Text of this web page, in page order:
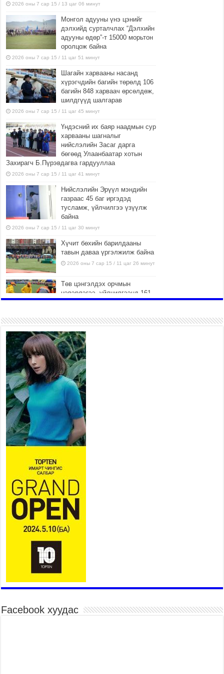
2026 оны 7 сар 15 / 13 цаг 06 минут
Монгол адууны үнэ цэнийг
дэлхийд сурталчлах “Дэлхийн
адууны өдөр”-т 15000 морьтон
оролцож байна
2026 оны 7 сар 15 / 11 цаг 51 минут
Шагайн харвааны насанд
хүрэгчдийн багийн төрөлд 106
багийн 848 харваач өрсөлдөж,
шилдгүүд шалгарав
2026 оны 7 сар 15 / 11 цаг 45 минут
Үндэсний их баяр наадмын сур
харвааны шагналыг
нийслэлийн Засаг дарга
бөгөөд Улаанбаатар хотын
Захирагч Б.Пүрэвдагва гардууллаа
2026 оны 7 сар 15 / 11 цаг 41 минут
Нийслэлийн Эрүүл мэндийн
газраас 45 баг иргэдэд
тусламж, үйлчилгээ үзүүлж
байна
2026 оны 7 сар 15 / 11 цаг 30 минут
Хүчит бөхийн барилдааны
тавын даваа үргэлжилж байна
2026 оны 7 сар 15 / 11 цаг 26 минут
Төв цэнгэлдэх орчмын
цэвэрлэгээ, үйлчилгээнд 161
ажилтан, 27 техниктэй
2026 оны 7 сар 15 / 11 цаг 22 минут
Наадмын амралтын өдрүүдэд нийслэлийн эрүүл
мэндийн байгууллагууд дараах хуваарийн дагуу
ажиллана
2026 оны 7 сар 15 / 11 цаг 18 минут
Үндэсний их баяр наадам эхэллээ
2026 оны 7 сар 15 / 11 цаг 14 минут
Үер усны аюулаас сэргийлж, нийслэлийн Онцгой
байдлын газрын 162 алба хаагч үүрэг гүйцэтгэж
байна
2026 оны 7 сар 15 / 11 цаг 07 минут
мэргэнээ сорьж байна
2026 оны 7 сар 15 / 11 цаг 03 минут
Төв цэнгэлдэхийн эргэн тойронд
2026 оны 7 сар 15 / 10 цаг 58 минут
Үндэсний их баяр наадмын шагайн харваа
насанд хүрэгчдийн багийн харваагаар
үргэлжилж байна
2026 оны 7 сар 15 / 10 цаг 52 минут
Үндэсний их баяр наадмын хүчит бөхийн
барилдаан эхэллээ
“Дээлтэй монгол наадам” боллоо
2026 оны 7 сар 15 / 10 цаг 41 минут
Facebook хуудас